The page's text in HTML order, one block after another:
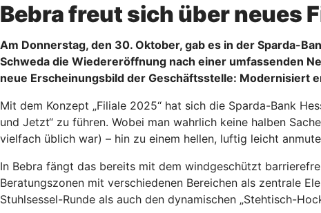
Bebra freut sich über neues
Am Donnerstag, den 30. Oktober, gab es in der Sparda-
Schweda die Wiedereröffnung nach einer umfassenden
neue Erscheinungsbild der Geschäftsstelle: Modernisiert
Mit dem Konzept „Filiale 2025“ hat sich die Sparda-Bank
und Jetzt“ zu führen. Wobei man wahrlich keine halben
vielfach üblich war) – hin zu einem hellen, luftig leicht
In Bebra fängt das bereits mit dem windgeschützt
Beratungszonen mit verschiedenen Bereichen als zentrale
Stuhlsessel-Runde als auch den dynamischen „Stehtisch-